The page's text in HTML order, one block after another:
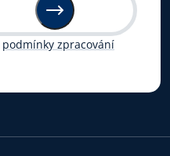
podmínky zpracování